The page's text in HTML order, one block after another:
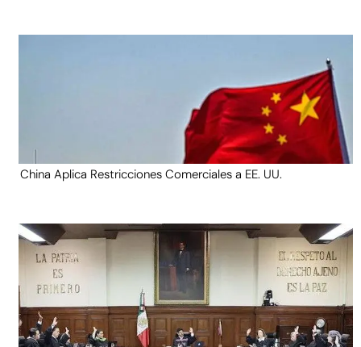
China Aplica Restricciones Comerciales a EE. UU.